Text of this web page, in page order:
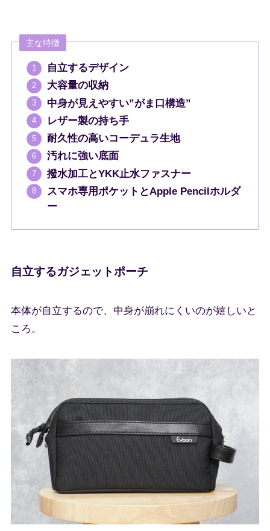
主な特徴
自立するデザイン
大容量の収納
中身が見えやすい”がま口構造”
レザー製の持ち手
耐久性の高いコーデュラ生地
汚れに強い底面
撥水加工とYKK止水ファスナー
スマホ専用ポケットとApple Pencilホルダ
ー
自立するガジェットポーチ
本体が自立するので、中身が崩れにくいのが嬉しいと
ころ。